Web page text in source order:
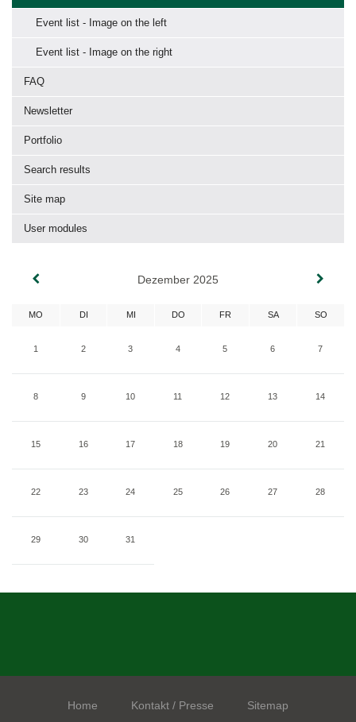
Event list - Image on the left
Event list - Image on the right
FAQ
Newsletter
Portfolio
Search results
Site map
User modules
Dezember 2025
MO DI MI DO FR SA SO
1 2 3 4 5 6 7
8 9 10 11 12 13 14
15 16 17 18 19 20 21
22 23 24 25 26 27 28
29 30 31
Home Kontakt / Presse Sitemap